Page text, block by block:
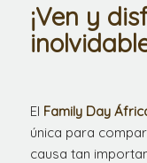
¡Ven y
El Family Day
única para
causa tan